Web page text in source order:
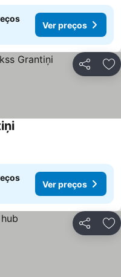
Ver preços
Partilhar
Ver preços
Ver preços
Partilhar